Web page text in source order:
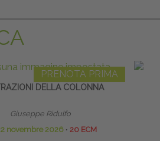
PRENOTA PRIMA
DELLA COLONNA
Giuseppe Ridulfo
novembre 2026 ∙ 20 ECM